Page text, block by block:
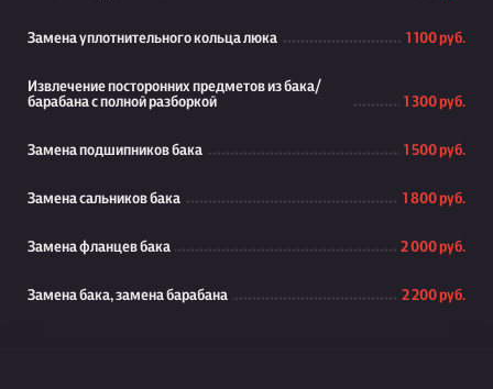
Замена уплотнительного кольца люка 1 100 руб.
Извлечение посторонних предметов из бака/
барабана с полной разборкой
1 300 руб.
Замена подшипников бака 1 500 руб.
Замена сальников бака 1 800 руб.
Замена фланцев бака 2 000 руб.
Замена бака, замена барабана 2 200 руб.